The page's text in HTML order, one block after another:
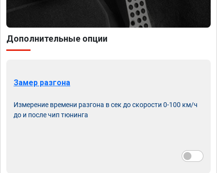
Дополнительные опции
Замер разгона
Измерение времени разгона в сек до скорости 0-100 км/ч
до и после чип тюнинга